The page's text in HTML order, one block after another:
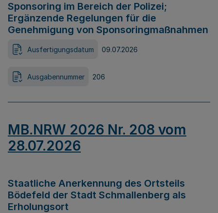
Sponsoring im Bereich der Polizei;
Ergänzende Regelungen für die
Genehmigung von Sponsoringmaßnahmen
Ausfertigungsdatum 09.07.2026
Ausgabennummer 206
MB.NRW 2026 Nr. 208 vom
28.07.2026
Staatliche Anerkennung des Ortsteils
Bödefeld der Stadt Schmallenberg als
Erholungsort